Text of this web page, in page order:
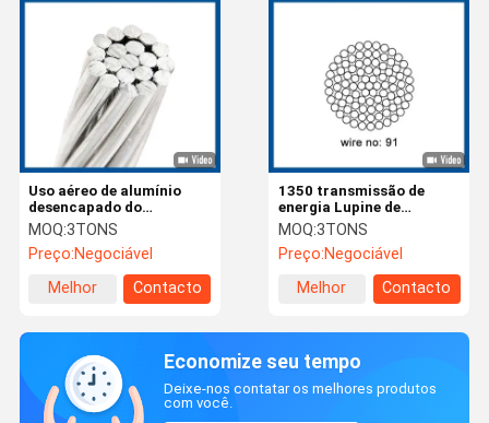
Uso aéreo de alumínio
desencapado do
condutor 6201-T81 da
liga de AAAC
MOQ:3TONS
Preço:Negociável
Melhor
Contacto
1350 transmissão de
energia Lupine de
alumínio desencapada do
condutor 1266mm2
MOQ:3TONS
Preço:Negociável
Melhor
Contacto
Economize seu tempo
Deixe-nos contatar os melhores produtos
com você.